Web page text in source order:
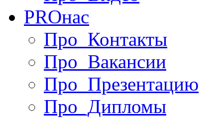
PROнас
Про_Контакты
Про_Вакансии
Про_Презентацию
Про_Дипломы